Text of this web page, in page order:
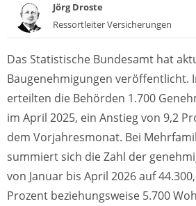
Jörg Droste
Ressortleiter Versicherungen
Das Statistische Bundesamt hat
Baugenehmigungen veröffentlicht.
erteilten die Behörden 1.700
im April 2025, ein Anstieg von 9,2
dem Vorjahresmonat. Bei
summiert sich die Zahl der
von Januar bis April 2026 auf
Prozent beziehungsweise 5.700